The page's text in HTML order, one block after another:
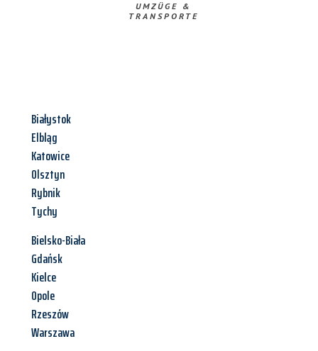
UMZÜGE &
TRANSPORTE
Białystok
Elbląg
Katowice
Olsztyn
Rybnik
Tychy
Bielsko-Biała
Gdańsk
Kielce
Opole
Rzeszów
Warszawa